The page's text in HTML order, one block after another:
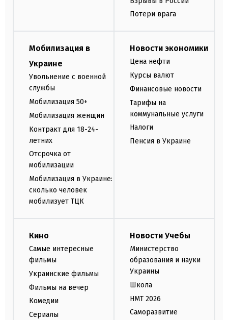
Потери врага
Мобилизация в
Украине
Увольнение с военной
службы
Мобилизация 50+
Мобилизация женщин
Контракт для 18-24-
летних
Отсрочка от
мобилизации
Мобилизация в Украине:
сколько человек
мобилизует ТЦК
Новости экономики
Цена нефти
Курсы валют
Финансовые новости
Тарифы на
коммунальные услуги
Налоги
Пенсия в Украине
Кино
Самые интересные
фильмы
Украинские фильмы
Фильмы на вечер
Комедии
Сериалы
Новости Учебы
Министерство
образования и науки
Украины
Школа
НМТ 2026
Саморазвитие